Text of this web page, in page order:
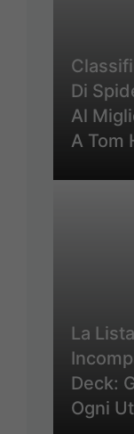
Di
Al
A Tom
La
Deck:
Ogni